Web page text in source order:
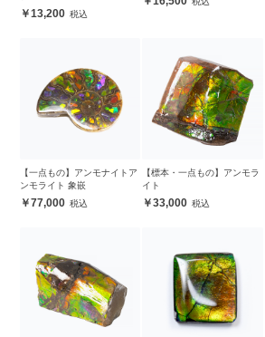
13,200
【一点もの】アンモナイトア
ンモライト 象嵌
77,000
【標本・一点もの】アンモラ
イト
33,000